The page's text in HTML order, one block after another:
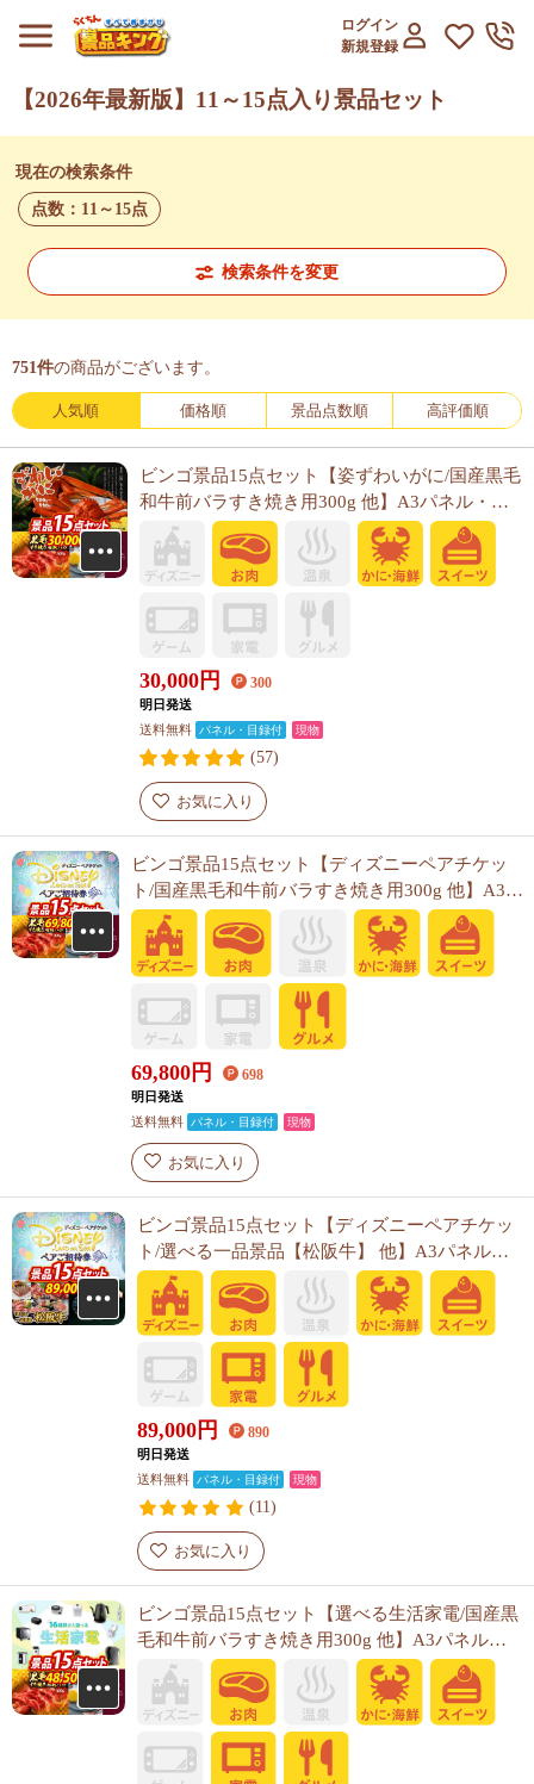
ログイン
新規登録
【2026年最新版】11～15点入り景品セット
現在の検索条件
点数： 11～15点
検索条件を変更
751件の商品がございます。
人気順 価格順 景品点数順 高評価順
ビンゴ景品15点セット【姿ずわいがに/国産黒毛
和牛前バラすき焼き用300g 他】A3パネル・目
録付き<送料無料>
30,000円 300
明日発送
送料無料 パネル・目録付 現物
(57)
お気に入り
ビンゴ景品15点セット【ディズニーペアチケッ
ト/国産黒毛和牛前バラすき焼き用300g 他】A3パ
ネル・目録付き<送料無料>
69,800円 698
明日発送
送料無料
パネル・目録付 現物
お気に入り
ビンゴ景品15点セット【ディズニーペアチケッ
ト/選べる一品景品【松阪牛】 他】A3パネル・
目録付き<送料無料>
89,000 円 890
明日発送
送料無料 パネル・目録付 現物
(11)
お気に入り
ビンゴ景品15点セット【選べる生活家電/国産黒
毛和牛前バラすき焼き用300g 他】A3パネル・
目録付き<送料無料>